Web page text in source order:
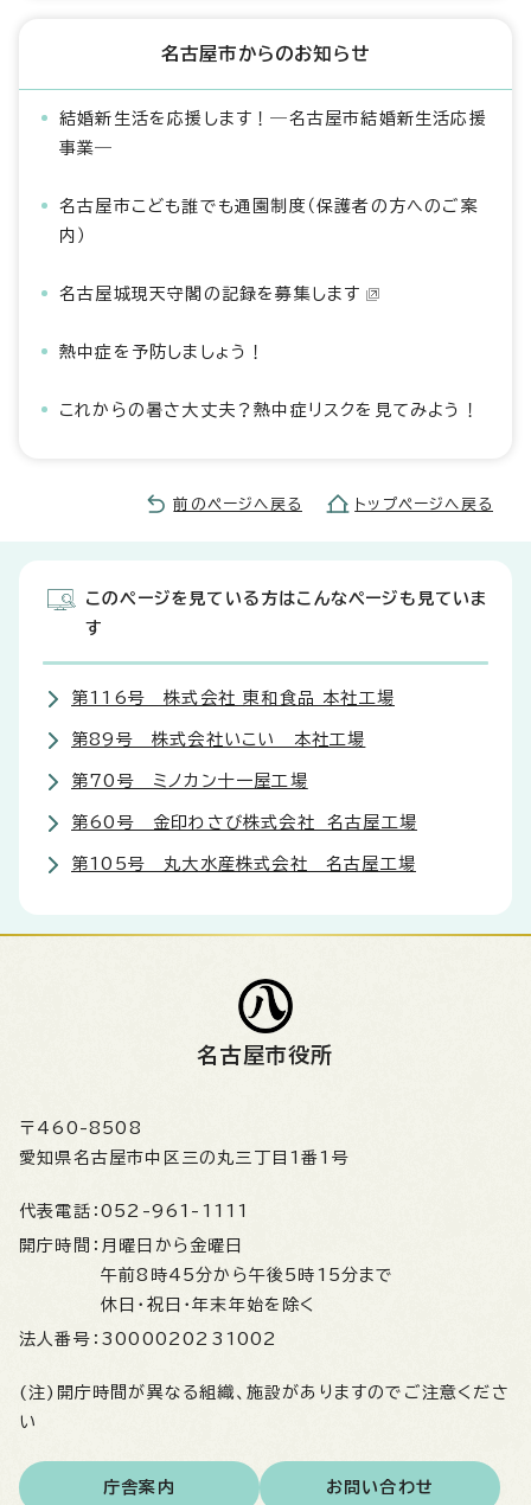
名古屋市からのお知らせ
結婚新生活を応援します！―名古屋市結婚新生活応援
事業―
名古屋市こども誰でも通園制度（保護者の方へのご案
内）
名古屋城現天守閣の記録を募集します
熱中症を予防しましょう！
これからの暑さ大丈夫？熱中症リスクを見てみよう！
前のページへ戻る トップページへ戻る
このページを見ている方はこんなページも見ていま
す
第116号 株式会社 東和食品 本社工場
第89号 株式会社いこい 本社工場
第70号 ミノカン十一屋工場
第60号 金印わさび株式会社 名古屋工場
第105号 丸大水産株式会社 名古屋工場
名古屋市役所
〒460-8508
愛知県名古屋市中区三の丸三丁目1番1号
代表電話： 052-961-1111
開庁時間： 月曜日から金曜日
午前8時45分から午後5時15分まで
休日・祝日・年末年始を除く
法人番号： 3000020231002
(注)開庁時間が異なる組織、施設がありますのでご注意くださ
い
庁舎案内 お問い合わせ